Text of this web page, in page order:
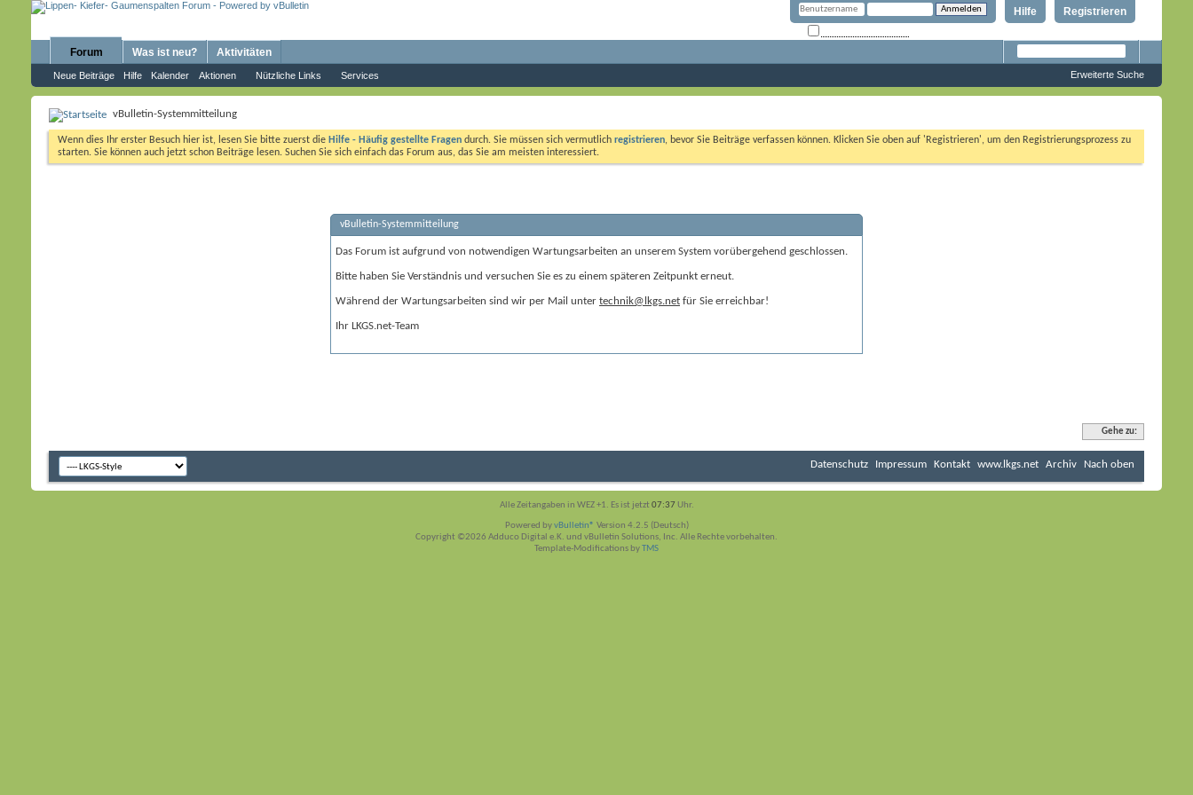
Registrieren
Hilfe
Forum
Neue Beiträge Hilfe Kalender Aktionen Nützliche Links Services
Was ist neu? Aktivitäten
Erweiterte Suche
vBulletin-Systemmitteilung
Wenn dies Ihr erster Besuch hier ist, lesen Sie bitte zuerst die Hilfe - Häufig gestellte Fragen durch. Sie müssen sich vermutlich registrieren, bevor Sie Beiträge verfassen können. Klicken Sie oben auf 'Registrieren', um den Registrierungsprozess zu
starten. Sie können auch jetzt schon Beiträge lesen. Suchen Sie sich einfach das Forum aus, das Sie am meisten interessiert.
vBulletin-Systemmitteilung
Das Forum ist aufgrund von notwendigen Wartungsarbeiten an unserem System vorübergehend geschlossen.
Bitte haben Sie Verständnis und versuchen Sie es zu einem späteren Zeitpunkt erneut.
Während der Wartungsarbeiten sind wir per Mail unter technik@lkgs.net für Sie erreichbar!
Ihr LKGS.net-Team
Gehe zu:
Datenschutz Impressum Kontakt www.lkgs.net Archiv Nach oben
Alle Zeitangaben in WEZ +1. Es ist jetzt07:37 Uhr.
Powered byvBulletin® Version 4.2.5 (Deutsch)
Copyright ©2026 Adduco Digital e.K. und vBulletin Solutions, Inc. Alle Rechte vorbehalten.
Template-Modifications byTMS